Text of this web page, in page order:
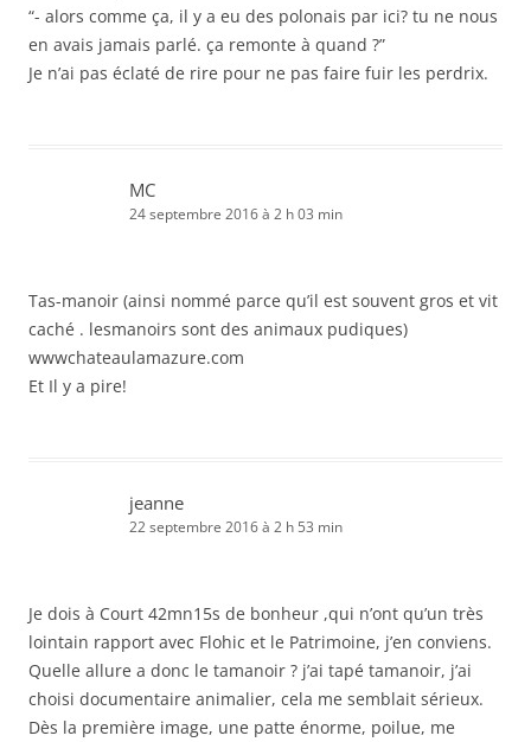
“- alors comme ça, il y a eu des polonais par ici? tu ne nous
en avais jamais parlé. ça remonte à quand ?”
Je n’ai pas éclaté de rire pour ne pas faire fuir les perdrix.
MC
24 septembre 2016 à 2 h 03 min
Tas-manoir (ainsi nommé parce qu’il est souvent gros et vit
caché . lesmanoirs sont des animaux pudiques)
wwwchateaulamazure.com
Et Il y a pire!
jeanne
22 septembre 2016 à 2 h 53 min
Je dois à Court 42mn15s de bonheur ,qui n’ont qu’un très
lointain rapport avec Flohic et le Patrimoine, j’en conviens.
Quelle allure a donc le tamanoir ? j’ai tapé tamanoir, j’ai
choisi documentaire animalier, cela me semblait sérieux.
Dès la première image, une patte énorme, poilue, me